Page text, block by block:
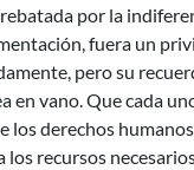
por la
fuera un
pero su
en vano. Que cada
los derechos
recursos